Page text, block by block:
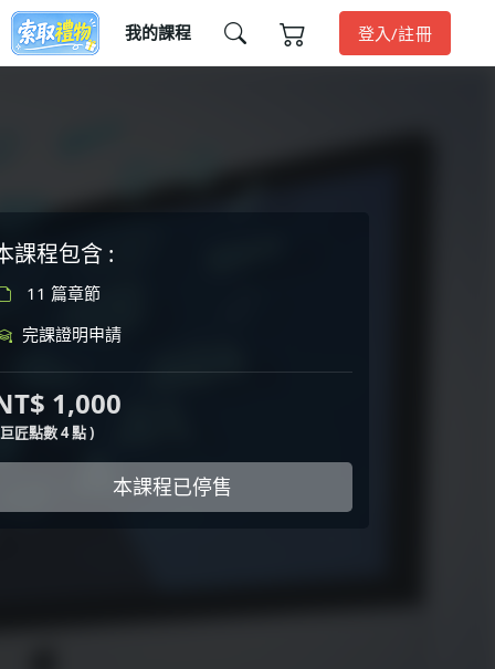
我的課程 登入/註冊
課程包含 :
11 篇章節
完課證明申請
1,000
匠點數 4 點 )
本課程已停售